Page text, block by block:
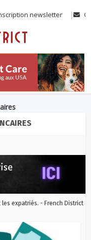
newsletter
expatriés. - French District